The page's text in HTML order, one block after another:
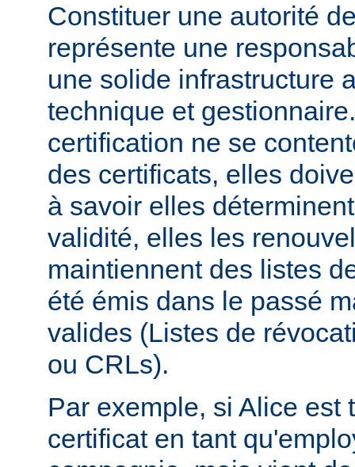
Constituer une autorité
représente une
une solide infrastructure
technique et
certification ne se
des certificats, elles
à savoir elles
validité, elles les
maintiennent des listes
été émis dans le passé
valides (Listes de
ou CRLs).
Par exemple, si Alice est
certificat en tant